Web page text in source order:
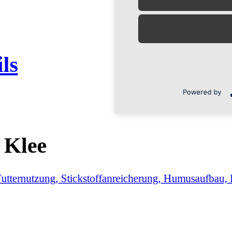
Klee
Stickstoffanreicherung, Humusaufbau,
Powered by